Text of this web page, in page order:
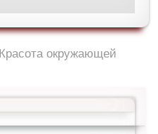
Красота окружающей